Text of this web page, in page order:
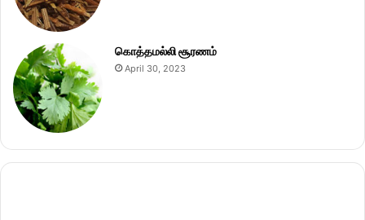
கொத்தமல்லி சூரணம்
April 30, 2023